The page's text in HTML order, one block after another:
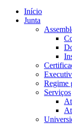
Início
Junta
Regime
Serviços